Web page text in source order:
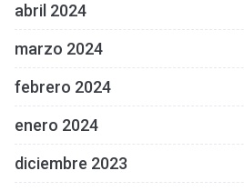
abril 2024
marzo 2024
febrero 2024
enero 2024
diciembre 2023